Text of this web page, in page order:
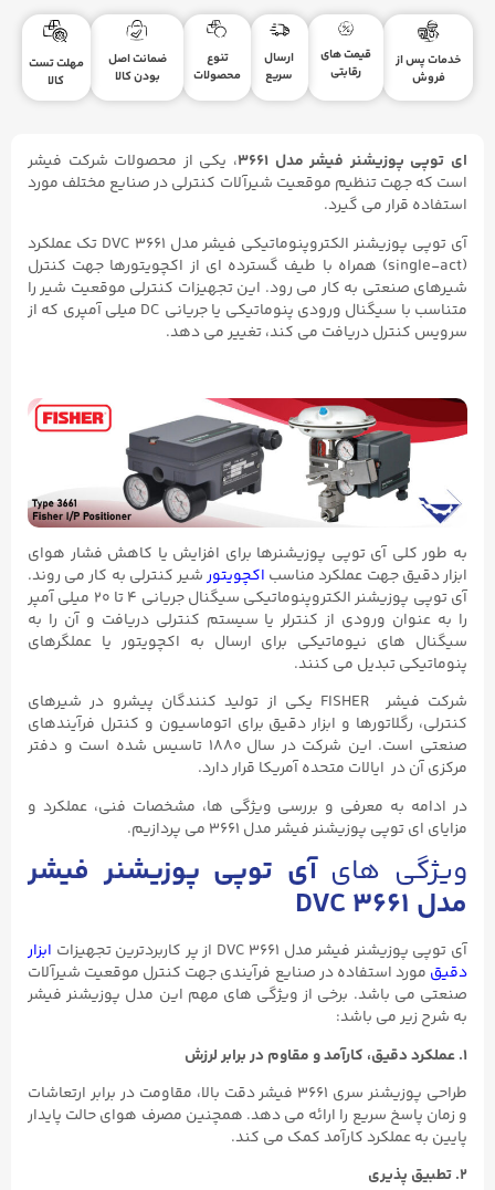
خدمات پس از
فروش
قیمت های
رقابتی
ارسال
سریع
تنوع
محصولات
ضمانت اصل
بودن کالا
مهلت تست
کالا
ای توپی پوزیشنر فیشر مدل
، یکی از محصولات شرکت فیشر
است که جهت تنظیم موقعیت شیرآلات کنترلی در صنایع مختلف مورد
استفاده قرار می گیرد.
آی توپی پوزیشنر الکتروپنوماتیکی فیشر مدل DVC ۳۶۶۱ تک عملکرد
(single-act) همراه با طیف گسترده ای از اکچویتورها جهت کنترل
شیرهای صنعتی به کار می رود. این تجهیزات کنترلی موقعیت شیر را
متناسب با سیگنال ورودی پنوماتیکی یا جریانی DC میلی آمپری که از
سرویس کنترل دریافت می کند، تغییر می دهد.
به طور کلی آی توپی پوزیشنرها برای افزایش یا کاهش فشار هوای
ابزار دقیق جهت عملکرد مناسب اکچویتورشیر کنترلی به کار می روند.
آی توپی پوزیشنر الکتروپنوماتیکی سیگنال جریانی ۴ تا ۲۰ میلی‌ آمپر
را به عنوان ورودی از کنترلر یا سیستم کنترلی دریافت و آن را به
سیگنال های نیوماتیکی برای ارسال به اکچویتور یا عملگرهای
پنوماتیکی تبدیل می کنند.
شرکت فیشر FISHER یکی از تولید کنندگان پیشرو در شیرهای
کنترلی، رگلاتورها و ابزار دقیق برای اتوماسیون و کنترل فرآیندهای
صنعتی است. این شرکت در سال ۱۸۸۰ تاسیس شده است و دفتر
مرکزی آن در ایالات متحده آمریکا قرار دارد.
در ادامه به معرفی و بررسی ویژگی ها، مشخصات فنی، عملکرد و
مزایای ای توپی پوزیشنر فیشر مدل ۳۶۶۱ می پردازیم.
ویژگی هایآی توپی پوزیشنر فیشر
مدل DVC 3661
آی توپی پوزیشنر فیشر مدل DVC ۳۶۶۱ از پر کاربردترین تجهیزات
ابزار
دقیق مورد استفاده در صنایع فرآیندی جهت کنترل موقعیت شیرآلات
صنعتی می باشد. برخی از ویژگی های مهم این مدل پوزیشنر فیشر
به شرح زیر می باشد:
۱. عملکرد دقیق، کارآمد و مقاوم در برابر لرزش
طراحی پوزیشنر سری ۳۶۶۱ فیشر دقت بالا، مقاومت در برابر ارتعاشات
و زمان پاسخ سریع را ارائه می دهد. همچنین مصرف هوای حالت پایدار
پایین به عملکرد کارآمد کمک می کند.
۲. تطبیق پذیری